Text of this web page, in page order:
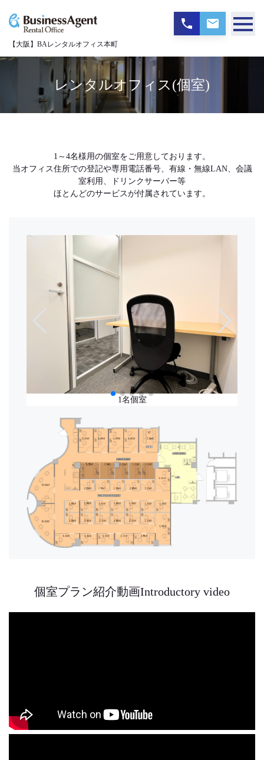
【大阪】BAレンタルオフィス本町
レンタルオフィス(個室)
1～4名様用の個室をご用意しております。
当オフィス住所での登記や専用電話番号、有線・無線LAN、会議
室利用、ドリンクサーバー等
ほとんどのサービスが付属されています。
1～4名様用個室
1名個室
1名様用個室(窓あり)
1～2名様用個室
1～3名様用個室
1～4名様用個室
1名個室
個室プラン紹介動画Introductory video